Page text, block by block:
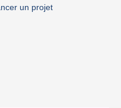
un projet